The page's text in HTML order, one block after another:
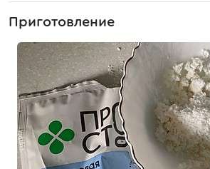
Приготовление